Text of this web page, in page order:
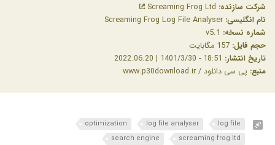
شرکت سازنده:
نام انگلیسی:
شماره نسخه:
حجم فایل:
تاریخ انتشار:
منبع: پی سی دانلود / www.p30download.ir
log file
log file analyser
optimization
screaming frog ltd
search engine